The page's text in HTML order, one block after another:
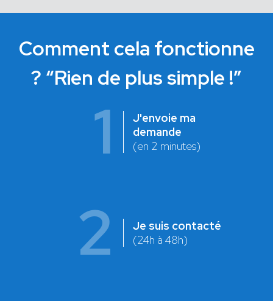
Comment cela fonctionne
? “Rien de plus simple !”
1
J'envoie ma
demande
(en 2 minutes)
2
Je suis contacté
(24h à 48h)